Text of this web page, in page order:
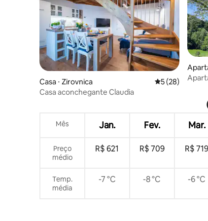
Casa ⋅ Zirovnica 5 de uma
5 (28)
Casa aconchegante Claudia
Mês Jan. Fev. Mar.
Preço
médio
R$ 621 R$ 709 R$ 719
Temp.
média
-7 °C -8 °C -6 °C